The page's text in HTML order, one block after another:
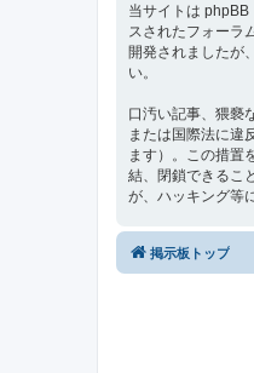
当サイトは phpBB
スされたフォーラ
開発されましたが
い。
口汚い記事、猥褻
または国際法に違
ます）。この措置
結、閉鎖できるこ
が、ハッキング等
掲示板トップ